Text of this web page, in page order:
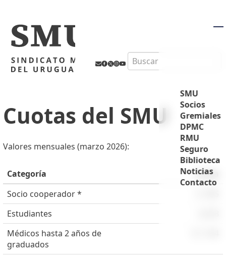
Search
SMU
Socios
Gremiales
DPMC
RMU
Seguro
Biblioteca
Noticias
Contacto
Cuotas del SMU
Valores mensuales (marzo 2026):
Categoría
Cuota
Socio cooperador *
Estudiantes
Médicos hasta 2 años de
graduados